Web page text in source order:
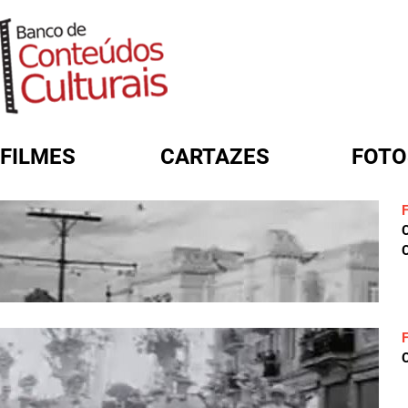
FILMES CARTAZES
FORMULÁRIO DE BUSCA